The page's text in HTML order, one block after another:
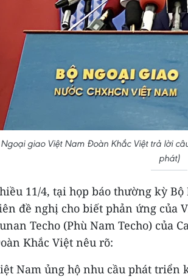
Ngoại giao Việt Nam Đoàn Khắc Việt trả lời
phát)
11/4, tại họp báo thường kỳ
đề nghị cho biết phản ứng của
Techo (Phù Nam Techo) của
Khắc Việt nêu rõ:
Nam ủng hộ nhu cầu phát triển